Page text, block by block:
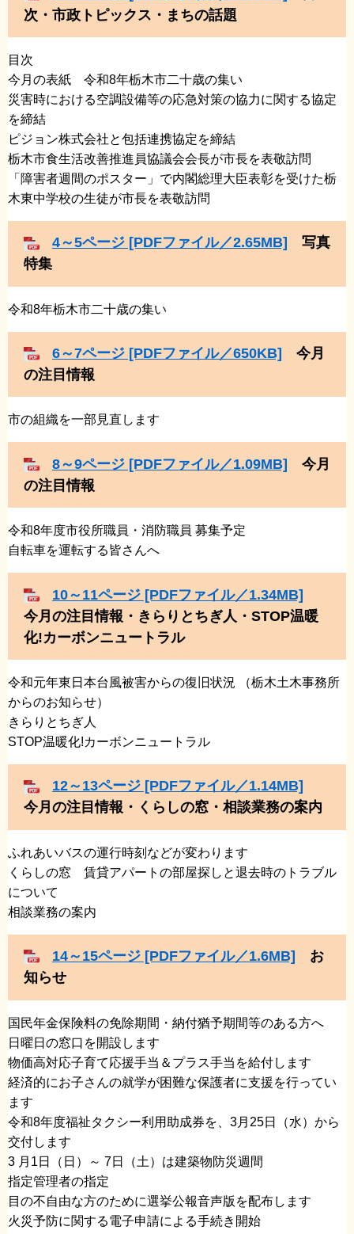
次・市政トピックス・まちの話題
目次
​​今月の表紙 ​令和8年栃木市二十歳の集い
​災害時における空調設備等の応急対策の協力に関する協定
を締結
​ピジョン株式会社と包括連携協定を締結
​栃木市食生活改善推進員協議会会長が市長を表敬訪問
​「障害者週間のポスター」で内閣総理大臣表彰を受けた栃
木東中学校の生徒が市長を表敬訪問
4～5ページ [PDFファイル／2.65MB]
写真
特集
​令和8年栃木市二十歳の集い
6～7ページ [PDFファイル／650KB]
今月
の注目情報
市の組織を一部見直します
8～9ページ [PDFファイル／1.09MB] 今月
の注目情報
令和8年度市役所職員・消防職員 募集予定
​自転車を運転する皆さんへ
10～11ページ [PDFファイル／1.34MB]
今月の注目情報・きらりとちぎ人・STOP温暖
化!カーボンニュートラル
令和元年東日本台風被害からの復旧状況 （栃木土木事務所
からのお知らせ）
きらりとちぎ人
STOP温暖化!カーボンニュートラル
12～13ページ [PDFファイル／1.14MB]
今月の注目情報・くらしの窓・相談業務の案内
ふれあいバスの運行時刻などが変わります
くらしの窓 賃貸アパートの部屋探しと退去時のトラブル
について
​相談業務の案内
14～15ページ [PDFファイル／1.6MB]
お
知らせ
国民年金保険料の免除期間・納付猶予期間等のある方へ
​日曜日の窓口を開設します
​物価高対応子育て応援手当＆プラス手当を給付します
経済的にお子さんの就学が困難な保護者に支援を行ってい
ます
​令和8年度福祉タクシー利用助成券を、3月25日（水）から
交付します
3 月1日（日）～ 7日（土）は建築物防災週間
​指定管理者の指定
​目の不自由な方のために選挙公報音声版を配布します
​火災予防に関する電子申請による手続き開始